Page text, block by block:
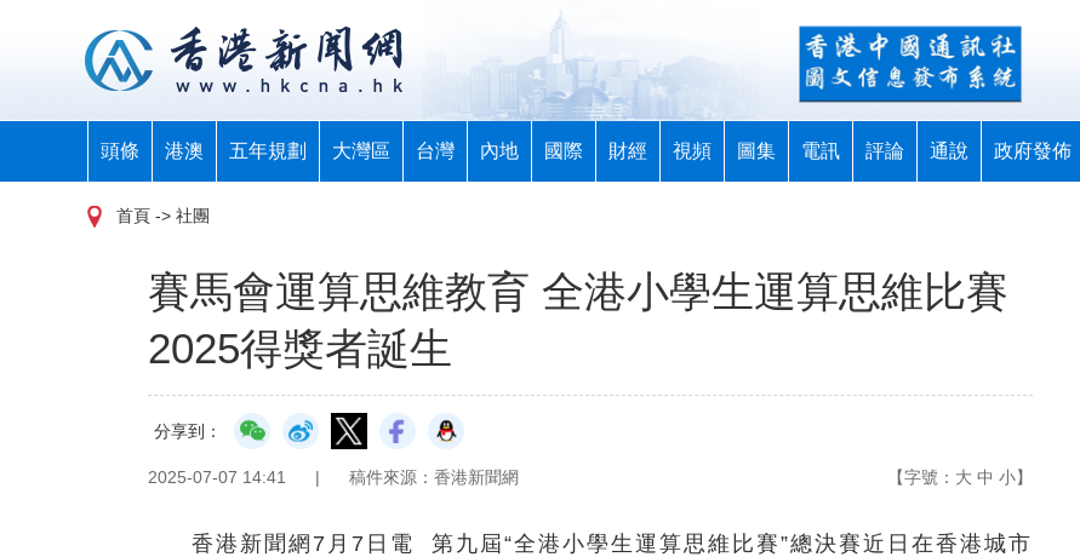
頭條 港澳 五年規劃 大灣區 台灣 內地 國際 財經 視頻 圖集 電訊 評論 通說 政府發佈
首頁 -> 社團
賽馬會運算思維教育 全港小學生運算思維比賽
2025得獎者誕生
分享到：
2025-07-07 14:41 | 稿件來源：香港新聞網 【字號： 大 中 小】
香港新聞網7月7日電 第九屆“全港小學生運算思維比賽”總決賽近日在香港城市